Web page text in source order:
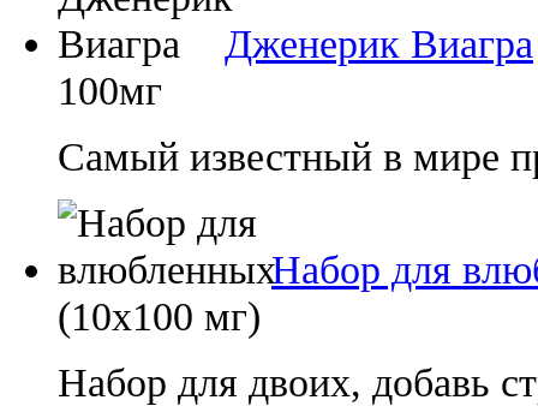
Дженерик Виагра
100мг
Самый известный в мире
Набор для
(10х100 мг)
Набор для двоих, добавь